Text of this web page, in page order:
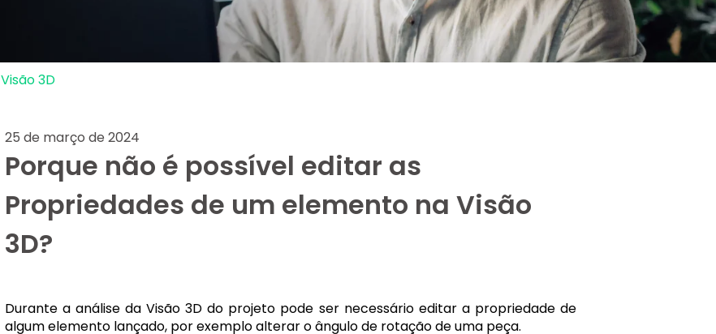
Visão 3D
25 de março de 2024
Porque não é possível editar as
Propriedades de um elemento na Visão
3D?
Durante a análise da Visão 3D do projeto pode ser necessário editar a propriedade de
algum elemento lançado, por exemplo alterar o ângulo de rotação de uma peça.